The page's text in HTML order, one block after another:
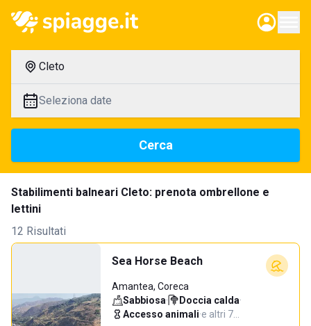
Cleto
Seleziona date
Cerca
Stabilimenti balneari Cleto: prenota ombrellone e
lettini
12 Risultati
Sea Horse Beach
Amantea, Coreca
Sabbiosa· Doccia calda·
Accesso animali·e altri 7…